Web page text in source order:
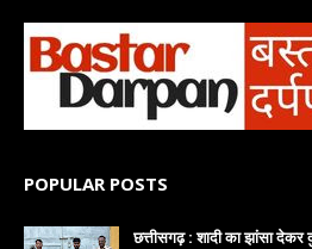
POPULAR POSTS
छत्तीसगढ़ : शादी का झांसा देकर